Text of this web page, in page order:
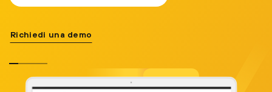
Richiedi una demo